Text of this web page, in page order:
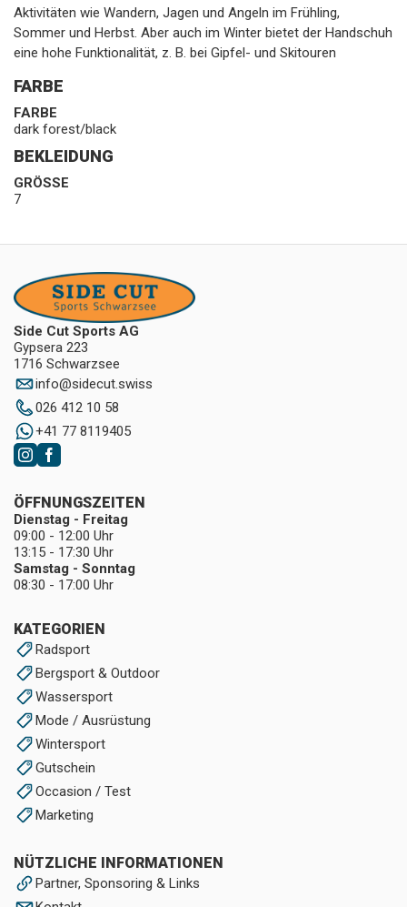
Aktivitäten wie Wandern, Jagen und Angeln im Frühling,
Sommer und Herbst. Aber auch im Winter bietet der Handschuh
eine hohe Funktionalität, z. B. bei Gipfel- und Skitouren
FARBE
FARBE
dark forest/black
BEKLEIDUNG
GRÖSSE
7
Side Cut Sports AG
Gypsera 223
1716 Schwarzsee
info@sidecut.swiss
026 412 10 58
+41 77 8119405
KATEGORIEN
Radsport
Bergsport & Outdoor
Wassersport
Mode / Ausrüstung
Wintersport
Gutschein
Occasion / Test
Marketing
NÜTZLICHE INFORMATIONEN
Partner, Sponsoring & Links
ÖFFNUNGSZEITEN
Dienstag - Freitag
09:00 - 12:00 Uhr
13:15 - 17:30 Uhr
Samstag - Sonntag
08:30 - 17:00 Uhr